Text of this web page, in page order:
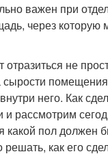
важен при
через которую
не
сырости
него. Как
рассмотрим
какой пол должен
решать, как его